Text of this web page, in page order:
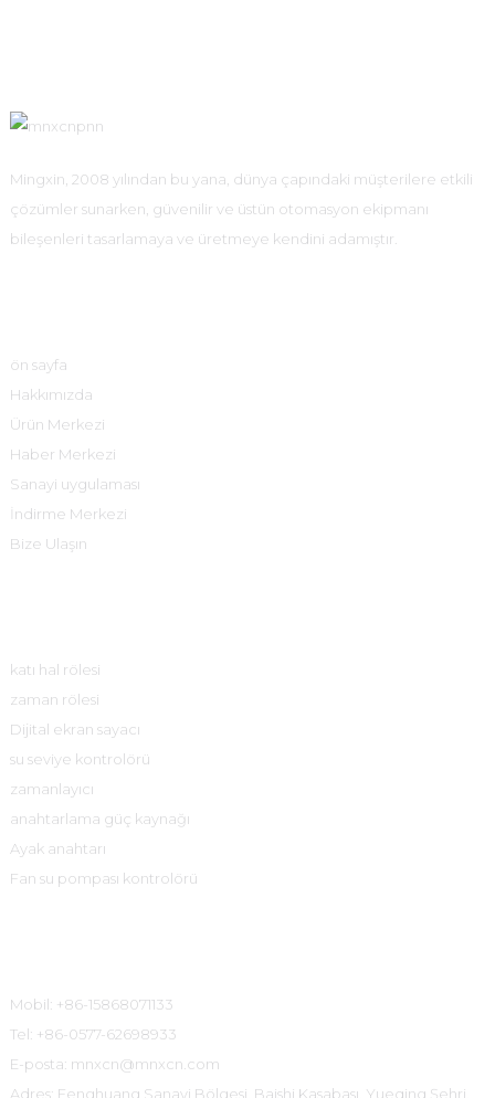
Mingxin, 2008 yılından bu yana, dünya çapındaki müşterilere etkili
çözümler sunarken, güvenilir ve üstün otomasyon ekipmanı
bileşenleri tasarlamaya ve üretmeye kendini adamıştır.
ön sayfa
Hakkımızda
Ürün Merkezi
Haber Merkezi
Sanayi uygulaması
İndirme Merkezi
Bize Ulaşın
katı hal rölesi
zaman rölesi
Dijital ekran sayacı
su seviye kontrolörü
zamanlayıcı
anahtarlama güç kaynağı
Ayak anahtarı
Fan su pompası kontrolörü
Mobil: +86-15868071133
Tel: +86-0577-62698933
E-posta: mnxcn@mnxcn.com
Adres: Fenghuang Sanayi Bölgesi, Baishi Kasabası, Yueqing Şehri,